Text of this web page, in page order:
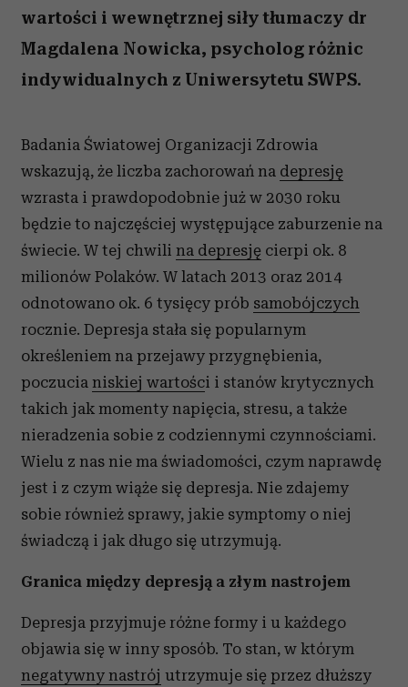
wartości i wewnętrznej siły tłumaczy dr
Magdalena Nowicka, psycholog różnic
indywidualnych z Uniwersytetu SWPS.
Badania Światowej Organizacji Zdrowia
wskazują, że liczba zachorowań na depresję
wzrasta i prawdopodobnie już w 2030 roku
będzie to najczęściej występujące zaburzenie na
świecie. W tej chwili na depresję cierpi ok. 8
milionów Polaków. W latach 2013 oraz 2014
odnotowano ok. 6 tysięcy prób samobójczych
rocznie. Depresja stała się popularnym
określeniem na przejawy przygnębienia,
poczucia niskiej wartości i stanów krytycznych
takich jak momenty napięcia, stresu, a także
nieradzenia sobie z codziennymi czynnościami.
Wielu z nas nie ma świadomości, czym naprawdę
jest i z czym wiąże się depresja. Nie zdajemy
sobie również sprawy, jakie symptomy o niej
świadczą i jak długo się utrzymują.
Granica między depresją a złym nastrojem
Depresja przyjmuje różne formy i u każdego
objawia się w inny sposób. To stan, w którym
negatywny nastrój utrzymuje się przez dłuższy